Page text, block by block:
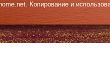
Копирование и